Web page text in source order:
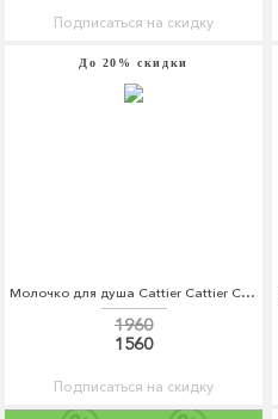
Подписаться на скидку
До 20% скидки
Молочко для душа Cattier Cattier CA061LKKJK27
1960
1560
Подписаться на скидку